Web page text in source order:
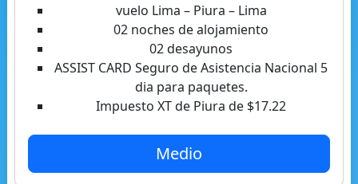
vuelo Lima – Piura – Lima
02 noches de alojamiento
02 desayunos
ASSIST CARD Seguro de Asistencia Nacional 5
dia para paquetes.
Impuesto XT de Piura de $17.22
Medio